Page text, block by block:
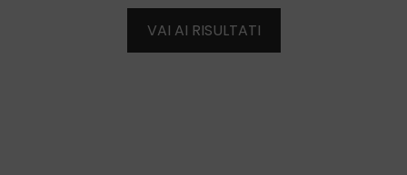
VAI AI RISULTATI